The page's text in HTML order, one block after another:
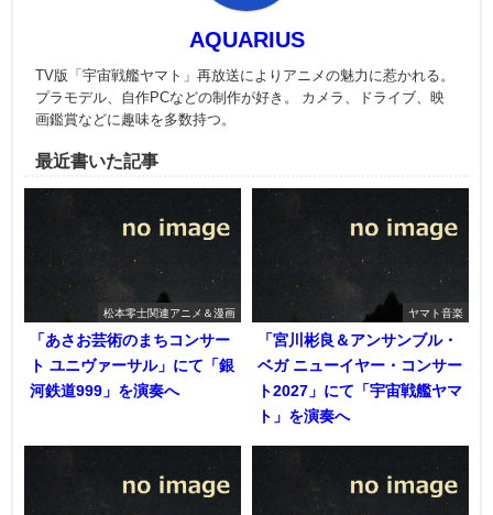
AQUARIUS
TV版「宇宙戦艦ヤマト」再放送によりアニメの魅力に惹かれる。
プラモデル、自作PCなどの制作が好き。 カメラ、ドライブ、映
画鑑賞などに趣味を多数持つ。
最近書いた記事
松本零士関連アニメ＆漫画
「あさお芸術のまちコンサー
ト ユニヴァーサル」にて「銀
河鉄道999」を演奏へ
ヤマト音楽
「宮川彬良＆アンサンブル・
ベガ ニューイヤー・コンサー
ト2027」にて「宇宙戦艦ヤマ
ト」を演奏へ